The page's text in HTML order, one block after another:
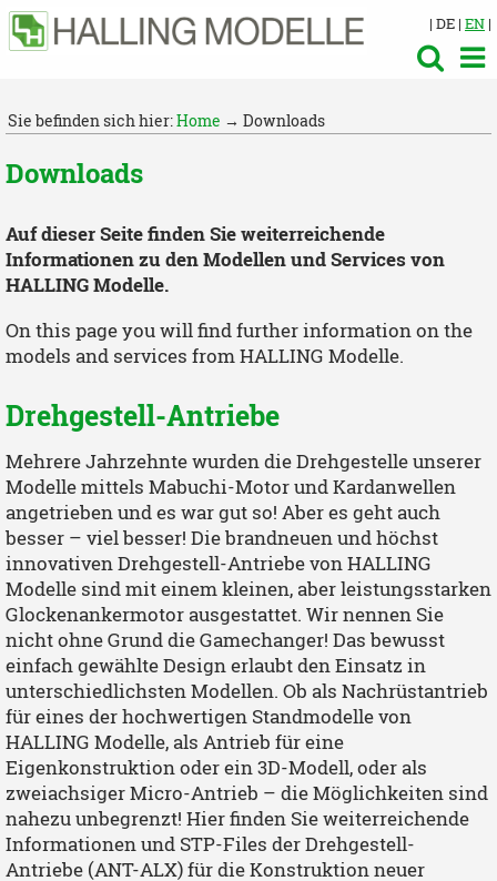
| DE | EN |
Sie befinden sich hier:Home → Downloads
Downloads
Auf dieser Seite finden Sie weiterreichende
Informationen zu den Modellen und Services von
HALLING Modelle.
On this page you will find further information on the
models and services from HALLING Modelle.
Drehgestell-Antriebe
Mehrere Jahrzehnte wurden die Drehgestelle unserer
Modelle mittels Mabuchi-Motor und Kardanwellen
angetrieben und es war gut so! Aber es geht auch
besser – viel besser! Die brandneuen und höchst
innovativen Drehgestell-Antriebe von HALLING
Modelle sind mit einem kleinen, aber leistungsstarken
Glockenankermotor ausgestattet. Wir nennen Sie
nicht ohne Grund die Gamechanger! Das bewusst
einfach gewählte Design erlaubt den Einsatz in
unterschiedlichsten Modellen. Ob als Nachrüstantrieb
für eines der hochwertigen Standmodelle von
HALLING Modelle, als Antrieb für eine
Eigenkonstruktion oder ein 3D-Modell, oder als
zweiachsiger Micro-Antrieb – die Möglichkeiten sind
nahezu unbegrenzt! Hier finden Sie weiterreichende
Informationen und STP-Files der Drehgestell-
Antriebe (ANT-ALX) für die Konstruktion neuer